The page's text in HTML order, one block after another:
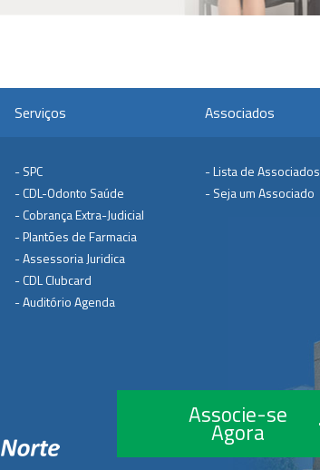
Serviços
- SPC
- CDL-Odonto Saúde
- Cobrança Extra-Judicial
- Plantões de Farmacia
- Assessoria Juridica
- CDL Clubcard
- Auditório Agenda
Associados
- Lista de Associados
- Seja um Associado
Associe-se
Agora